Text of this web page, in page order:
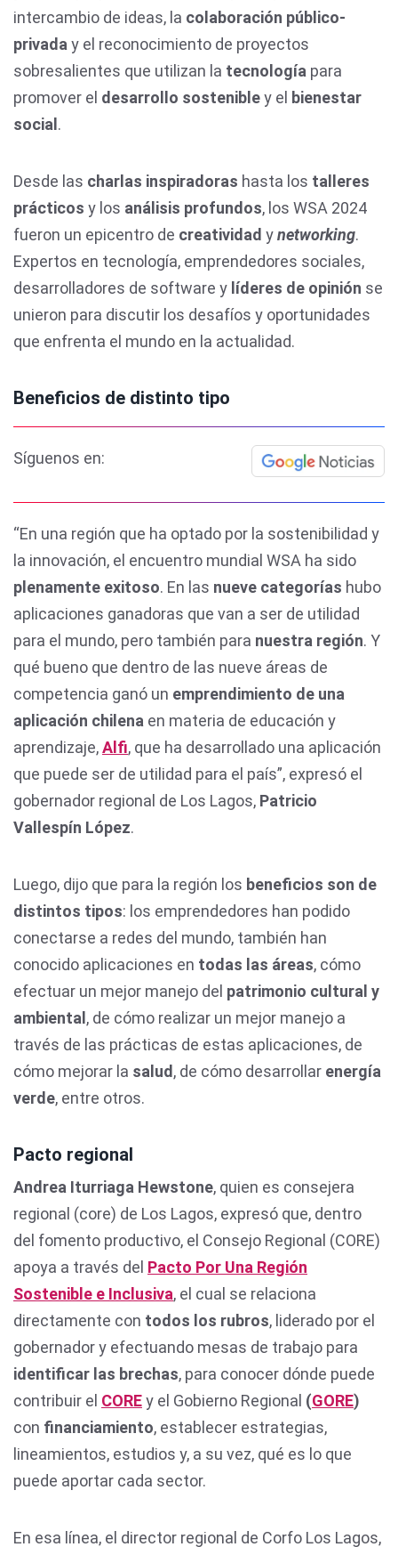
intercambio de ideas, la colaboración público-
privada y el reconocimiento de proyectos
sobresalientes que utilizan la tecnología para
promover el desarrollo sostenibley el bienestar
social .
Desde las charlas inspiradoras hasta los talleres
prácticos y los análisis profundos, los WSA 2024
fueron un epicentro de creatividad ynetworking.
Expertos en tecnología, emprendedores sociales,
desarrolladores de software y líderes de opinión se
unieron para discutir los desafíos y oportunidades
que enfrenta el mundo en la actualidad.
Beneficios de distinto tipo
Síguenos en:
“En una región que ha optado por la sostenibilidad y
la innovación, el encuentro mundial WSA ha sido
plenamente exitoso. En las nueve categorías hubo
aplicaciones ganadoras que van a ser de utilidad
para el mundo, pero también para nuestra región. Y
qué bueno que dentro de las nueve áreas de
competencia ganó un emprendimiento de una
aplicación chilena en materia de educación y
aprendizaje,Alfi, que ha desarrollado una aplicación
que puede ser de utilidad para el país”, expresó el
gobernador regional de Los Lagos, Patricio
Vallespín López.
Luego, dijo que para la región los beneficios son de
distintos tipos: los emprendedores han podido
conectarse a redes del mundo, también han
conocido aplicaciones en todas las áreas, cómo
efectuar un mejor manejo del patrimonio cultural y
ambiental , de cómo realizar un mejor manejo a
través de las prácticas de estas aplicaciones, de
cómo mejorar la salud , de cómo desarrollar energía
verde, entre otros.
Pacto regional
Andrea Iturriaga Hewstone, quien es consejera
regional (core) de Los Lagos, expresó que, dentro
del fomento productivo, el Consejo Regional (CORE)
apoya a través del Pacto Por Una Región
Sostenible e Inclusiva, el cual se relaciona
directamente con todos los rubros, liderado por el
gobernador y efectuando mesas de trabajo para
identificar las brechas, para conocer dónde puede
contribuir el COREy el Gobierno Regional (GORE)
con financiamiento, establecer estrategias,
lineamientos, estudios y, a su vez, qué es lo que
puede aportar cada sector.
En esa línea, el director regional de Corfo Los Lagos,